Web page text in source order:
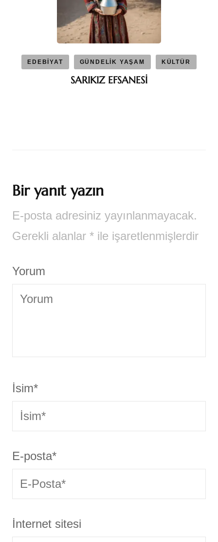
EDEBİYAT GÜNDELİK YAŞAM KÜLTÜR
SARIKIZ EFSANESİ
Bir yanıt yazın
E-posta adresiniz yayınlanmayacak.
Gerekli alanlar * ile işaretlenmişlerdir
Yorum
İsim*
E-posta*
İnternet sitesi